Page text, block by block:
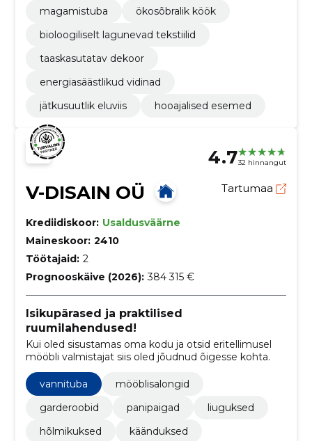
magamistuba
ökosõbralik köök
bioloogiliselt lagunevad tekstiilid
taaskasutatav dekoor
energiasäästlikud vidinad
jätkusuutlik eluviis
hooajalised esemed
4.732 hinnangut
V-DISAIN OÜ Tartumaa
Krediidiskoor: Usaldusväärne
Maineskoor: 2410
Töötajaid: 2
Prognooskäive (2026): 384 315 €
Isikupärased ja praktilised
ruumilahendused!
Kui oled sisustamas oma kodu ja otsid eritellimusel
mööbli valmistajat siis oled jõudnud õigesse kohta.
vannituba
mööblisalongid
garderoobid
panipaigad
liuguksed
hõlmikuksed
käänduksed